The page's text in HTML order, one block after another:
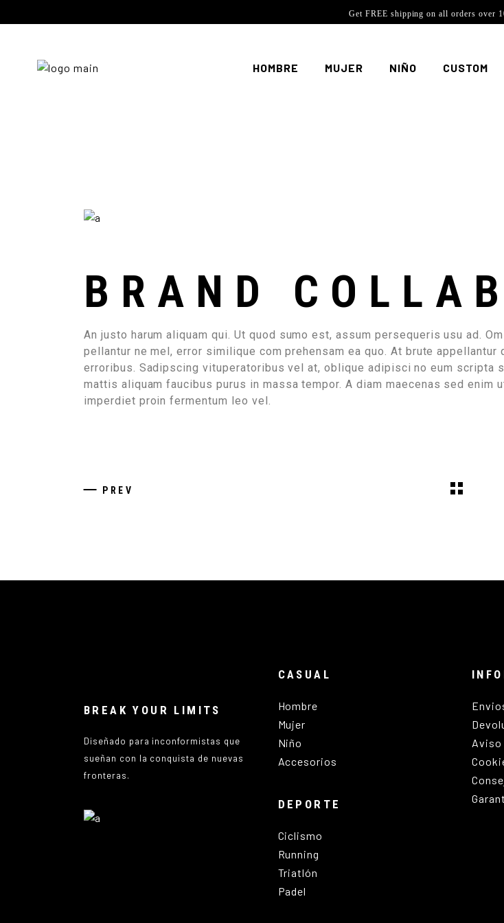
Get FREE shipping on all orders over
HOMBRE MUJER NIÑO CUSTOM
BRAND COLLAB
An justo harum aliquam qui. Ut quod sumo est, assum persequeris usu ad.
pellantur ne mel, error similique com prehensam ea quo. At brute appellantur
erroribus. Sadipscing vituperatoribus vel at, oblique adipisci no eum scripta
mattis aliquam faucibus purus in massa tempor. A diam maecenas sed enim
imperdiet proin fermentum leo vel.
PREV
BREAK YOUR LIMITS
Diseñado para inconformistas que
sueñan con la conquista de nuevas
fronteras.
CASUAL
Hombre
Mujer
Niño
Accesorios
DEPORTE
Ciclismo
Running
Triatlón
Padel
Aviso